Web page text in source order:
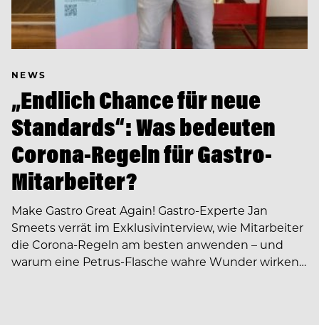
NEWS
„Endlich Chance für neue
Standards“: Was bedeuten
Corona-Regeln für Gastro-
Mitarbeiter?
Make Gastro Great Again! Gastro-Experte Jan
Smeets verrät im Exklusivinterview, wie Mitarbeiter
die Corona-Regeln am besten anwenden – und
warum eine Petrus-Flasche wahre Wunder wirken…